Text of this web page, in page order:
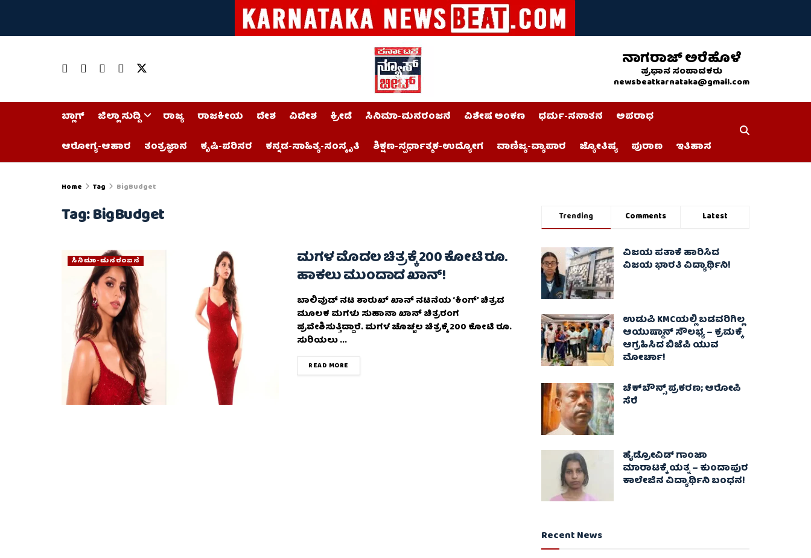
ನಾಗರಾಜ್ ಅರೆಹೊಳೆ
ಪ್ರಧಾನ ಸಂಪಾದಕರು
newsbeatkarnataka@gmail.com
ಬ್ಲಾಗ್ ಜಿಲ್ಲಾ ಸುದ್ದಿ ರಾಜ್ಯ ರಾಜಕೀಯ ದೇಶ ವಿದೇಶ ಕ್ರೀಡೆ ಸಿನಿಮಾ-ಮನರಂಜನೆ ವಿಶೇಷ ಅಂಕಣ ಧರ್ಮ-ಸನಾತನ
ಅಪರಾಧ
ಆರೋಗ್ಯ-ಆಹಾರ
ತಂತ್ರಜ್ಞಾನ ಕೃಷಿ-ಪರಿಸರ ಕನ್ನಡ-ಸಾಹಿತ್ಯ-ಸಂಸ್ಕೃತಿ ಶಿಕ್ಷಣ-ಸ್ಪರ್ಧಾತ್ಮಕ-ಉದ್ಯೋಗ ವಾಣಿಜ್ಯ-ವ್ಯಾಪಾರ ಜ್ಯೋತಿಷ್ಯ ಪುರಾಣ ಇತಿಹಾಸ
Home Tag BigBudget
Tag:BigBudget
ಸಿನಿಮಾ-ಮನರಂಜನೆ ಮಗಳ ಮೊದಲ ಚಿತ್ರಕ್ಕೆ 200 ಕೋಟಿ ರೂ.
ಹಾಕಲು ಮುಂದಾದ ಖಾನ್!
ಬಾಲಿವುಡ್ ನಟ ಶಾರುಖ್ ಖಾನ್ ನಟನೆಯ ‘ಕಿಂಗ್’ ಚಿತ್ರದ
ಮೂಲಕ ಮಗಳು ಸುಹಾನಾ ಖಾನ್ ಚಿತ್ರರಂಗ
ಪ್ರವೇಶಿಸುತ್ತಿದ್ದಾರೆ. ಮಗಳ ಚೊಚ್ಚಲ ಚಿತ್ರಕ್ಕೆ 200 ಕೋಟಿ ರೂ.
ಸುರಿಯಲು ...
READ MORE
Trending Comments Latest
ವಿಜಯ ಪತಾಕೆ ಹಾರಿಸಿದ
ವಿಜಯ ಭಾರತಿ ವಿದ್ಯಾರ್ಥಿನಿ!
ಉಡುಪಿ KMCಯಲ್ಲಿ ಬಡವರಿಗಿಲ್ಲ
ಆಯುಷ್ಮಾನ್ ಸೌಲಭ್ಯ – ಕ್ರಮಕ್ಕೆ
ಆಗ್ರಹಿಸಿದ ಬಿಜೆಪಿ ಯುವ
ಮೋರ್ಚಾ!
ಚೆಕ್​ಬೌನ್ಸ್​ ಪ್ರಕರಣ; ಆರೋಪಿ
ಸೆರೆ
ಹೈಡ್ರೋವಿಡ್ ಗಾಂಜಾ
ಮಾರಾಟಕ್ಕೆ ಯತ್ನ – ಕುಂದಾಪುರ
ಕಾಲೇಜಿನ ವಿದ್ಯಾರ್ಥಿನಿ ಬಂಧನ!
Recent News